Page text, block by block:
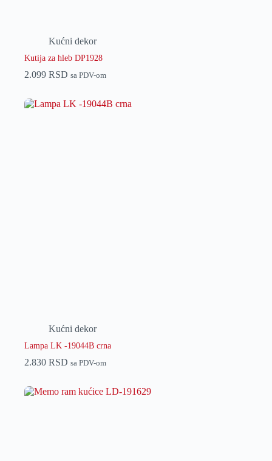
Kućni dekor
Kutija za hleb DP1928
2.099 RSD sa PDV-om
Kućni dekor
Lampa LK -19044B crna
2.830 RSD sa PDV-om